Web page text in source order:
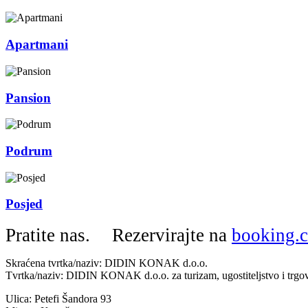
Apartmani
Pansion
Podrum
Posjed
Pratite nas. Rezervirajte na
Skraćena tvrtka/naziv: DIDIN KONAK d.o.o.
Tvrtka/naziv: DIDIN KONAK d.o.o. za turizam, ugostiteljstvo i
Ulica: Petefi Šandora 93